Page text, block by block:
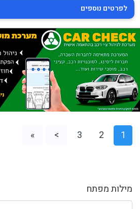
מילות מפתח
לפרטים נוספים
1
2
3
>
»